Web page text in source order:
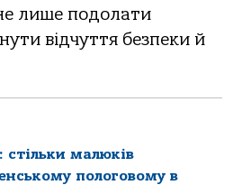
лише подолати
відчуття безпеки й
стільки малюків
пологовому в